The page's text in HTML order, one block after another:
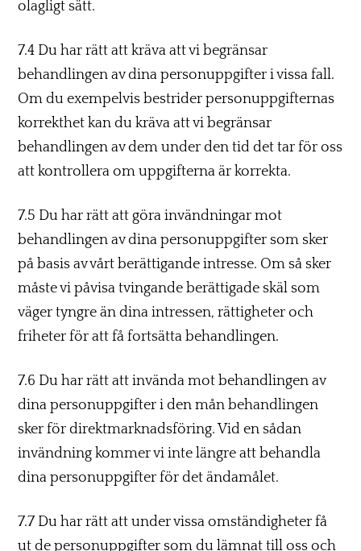
olagligt sätt.
7.4 Du har rätt att kräva att vi begränsar
behandlingen av dina personuppgifter i vissa fall.
Om du exempelvis bestrider personuppgifternas
korrekthet kan du kräva att vi begränsar
behandlingen av dem under den tid det tar för oss
att kontrollera om uppgifterna är korrekta.
7.5 Du har rätt att göra invändningar mot
behandlingen av dina personuppgifter som sker
på basis av vårt berättigande intresse. Om så sker
måste vi påvisa tvingande berättigade skäl som
väger tyngre än dina intressen, rättigheter och
friheter för att få fortsätta behandlingen.
7.6 Du har rätt att invända mot behandlingen av
dina personuppgifter i den mån behandlingen
sker för direktmarknadsföring. Vid en sådan
invändning kommer vi inte längre att behandla
dina personuppgifter för det ändamålet.
7.7 Du har rätt att under vissa omständigheter få
ut de personuppgifter som du lämnat till oss och